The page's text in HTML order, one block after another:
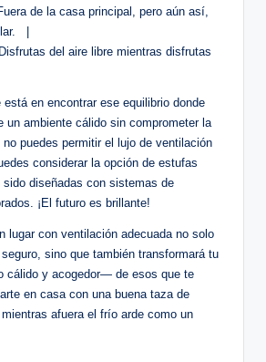
de la casa principal, pero aún así,
|
del​ aire libre mientras​ disfrutas
está en encontrar ese equilibrio donde
un ambiente​ cálido sin comprometer la​
puedes permitir⁤ el lujo de ventilación
considerar la opción de estufas
sido diseñadas‌ con sistemas de
¡El futuro es brillante!
lugar con ventilación adecuada no solo
sino que también transformará tu
cálido y acogedor— de‌ esos⁤ que te
en casa con una buena taza de
afuera el frío ⁢arde como⁢ un​